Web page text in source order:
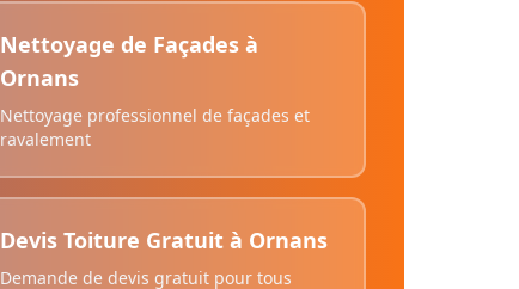
Nettoyage de Façades à
Ornans
Nettoyage professionnel de façades et
ravalement
Devis Toiture Gratuit à Ornans
Demande de devis gratuit pour tous